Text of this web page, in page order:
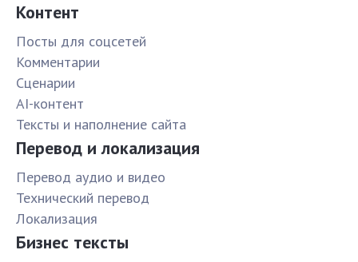
Контент
Посты для соцсетей
Комментарии
Сценарии
AI-контент
Тексты и наполнение сайта
Перевод и локализация
Перевод аудио и видео
Технический перевод
Локализация
Бизнес тексты